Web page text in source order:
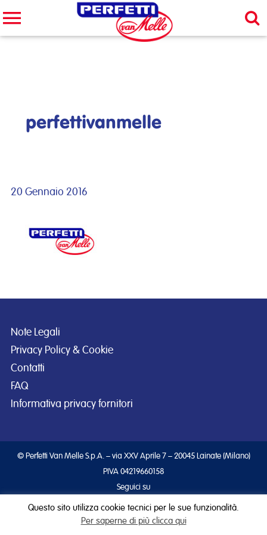
Cerca nel sito
perfettivanmelle
20 Gennaio 2016
Note Legali
Privacy Policy & Cookie
Contatti
FAQ
Informativa privacy fornitori
© Perfetti Van Melle S.p.A. – via XXV Aprile 7 – 20045 Lainate (Milano)
PIVA 04219660158
Seguici su
Questo sito utilizza cookie tecnici per le sue funzionalità.
Per saperne di più clicca qui